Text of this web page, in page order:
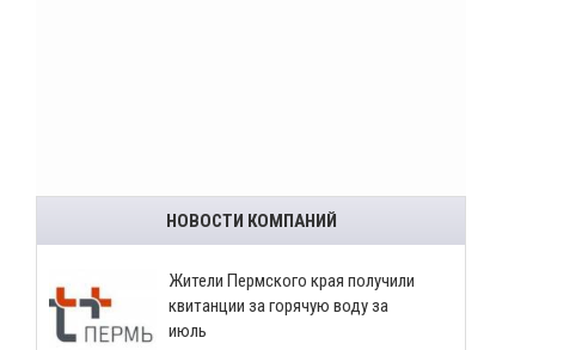
НОВОСТИ КОМПАНИЙ
​Жители Пермского края получили
квитанции за горячую воду за
июль